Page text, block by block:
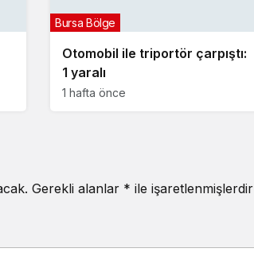
Otomobil ile triportör çarpıştı:
1 yaralı
Bursa Bölge
1 hafta önce
Gerekli alanlar * ile işaretlenmişlerdir